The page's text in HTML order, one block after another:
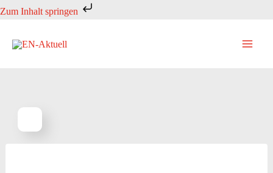
Zum Inhalt springen
Zum
springen